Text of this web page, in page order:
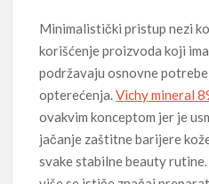
Minimalistički pristup nezi
korišćenje proizvoda koji
podržavaju osnovne
opterećenja.Vichy mineral
ovakvim konceptom jer je
jačanje zaštitne barijere
svake stabilne beauty